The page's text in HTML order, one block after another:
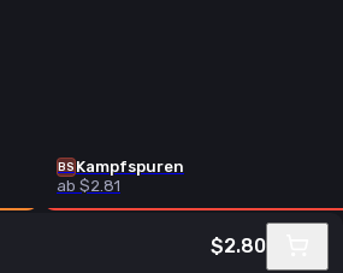
BS Kampfspuren
ab $2.81
$2.80